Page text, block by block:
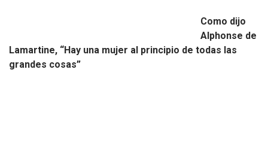
Como dijo
Alphonse de
Lamartine, “Hay una mujer al principio de todas las
grandes cosas”